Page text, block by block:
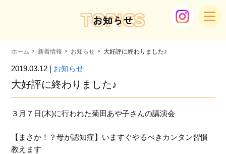
TOPICS
お知らせ
ホーム 新着情報 お知らせ 大好評に終わりました♪
2019.03.12 | お知らせ
大好評に終わりました♪
３月７日(木)に行われた菊田あや子さんの講演会
【まさか！？母が認知症】いますぐやるべきカンタン習慣
教えます